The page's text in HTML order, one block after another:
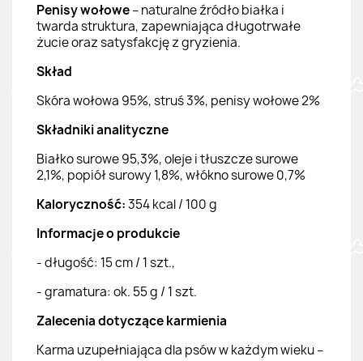
Penisy wołowe– naturalne źródło białka i
twarda struktura, zapewniająca długotrwałe
żucie oraz satysfakcję z gryzienia.
Skład
Skóra wołowa 95%, struś 3%, penisy wołowe 2%
Składniki analityczne
Białko surowe 95,3%, oleje i tłuszcze surowe
2,1%, popiół surowy 1,8%, włókno surowe 0,7%
Kaloryczność:354 kcal / 100 g
Informacje o produkcie
- długość: 15 cm / 1 szt.,
- gramatura: ok. 55 g / 1 szt.
Zalecenia dotyczące karmienia
Karma uzupełniająca dla psów w każdym wieku –